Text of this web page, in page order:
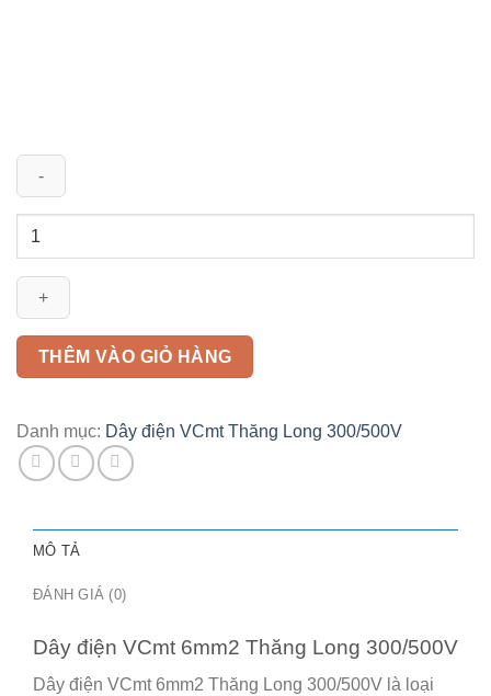
Dây
VCmt
6mm2
Long
300/500V
lượng
THÊM VÀO GIỎ HÀNG
Danh mục: Dây điện VCmt Thăng Long 300/500V
MÔ TẢ
ĐÁNH GIÁ (0)
Dây điện VCmt 6mm2 Thăng Long 300/500V
Dây điện VCmt 6mm2 Thăng Long 300/500V là loại